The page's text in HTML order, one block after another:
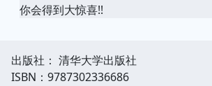
你会得到大惊喜!!
出版社： 清华大学出版社
ISBN：9787302336686